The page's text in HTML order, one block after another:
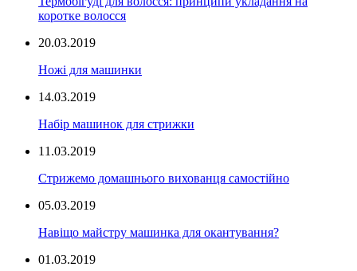
коротке волосся
20.03.2019
Ножі для машинки
14.03.2019
Набір машинок для стрижки
11.03.2019
Стрижемо домашнього вихованця самостійно
05.03.2019
Навіщо майстру машинка для окантування?
01.03.2019